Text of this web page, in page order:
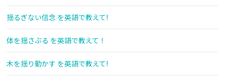
揺るぎない信念 を英語で教えて!
体を揺さぶる を英語で教えて！
木を揺り動かす を英語で教えて!